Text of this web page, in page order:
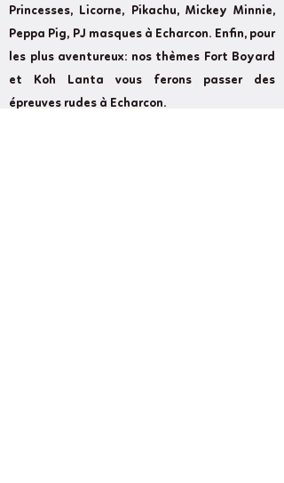
Princesses, Licorne, Pikachu, Mickey Minnie,
Peppa Pig, PJ masques à Echarcon. Enfin, pour
les plus aventureux: nos thèmes Fort Boyard
et Koh Lanta vous ferons passer des
épreuves rudes à Echarcon.